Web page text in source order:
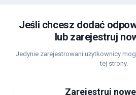
Jeśli chcesz dodać
lub zarejestruj
Jedynie zarejestrowani użytkownicy
tej strony.
Zarejestruj